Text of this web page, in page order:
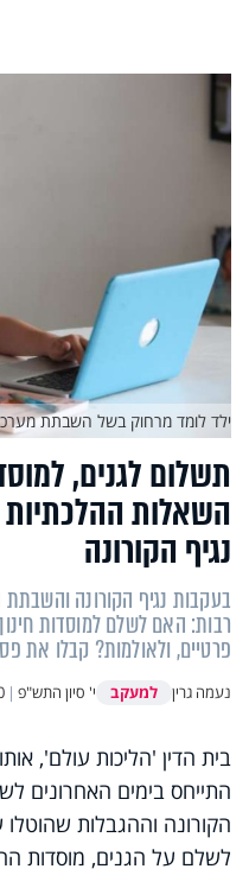
תשלום לגנים,
השאלות
נגיף הקורונה
בעקבות נגיף הקורונה
רבות: האם לשלם למוסדות
פרטיים, ולאולמות? קבלו את
נעמה גרין למעקב י' סיון התש"פ |
ילד לומד מרחוק בשל השבתת מערכת
בית הדין 'הליכות עולם',
התייחס בימים האחרונים
הקורונה וההגבלות
לשלם על הגנים, מוסדות